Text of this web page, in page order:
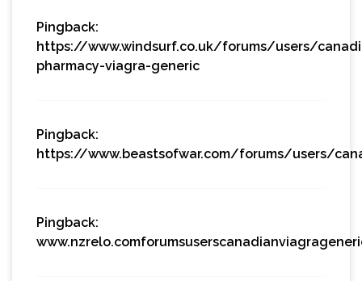
Pingback:
https://www.windsurf.co.uk/forums/users/
pharmacy-viagra-generic
Pingback:
https://www.beastsofwar.com/forums/users/
Pingback: